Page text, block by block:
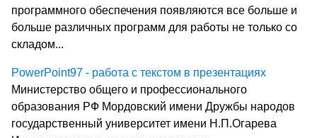
программного обеспечения появляются все больше и
больше различных программ для работы не только со
складом...
PowerPoint97 - работа с текстом в презентациях
Министерство общего и профессионального
образования РФ Мордовский имени Дружбы народов
государственный университет имени Н.П.Огарева